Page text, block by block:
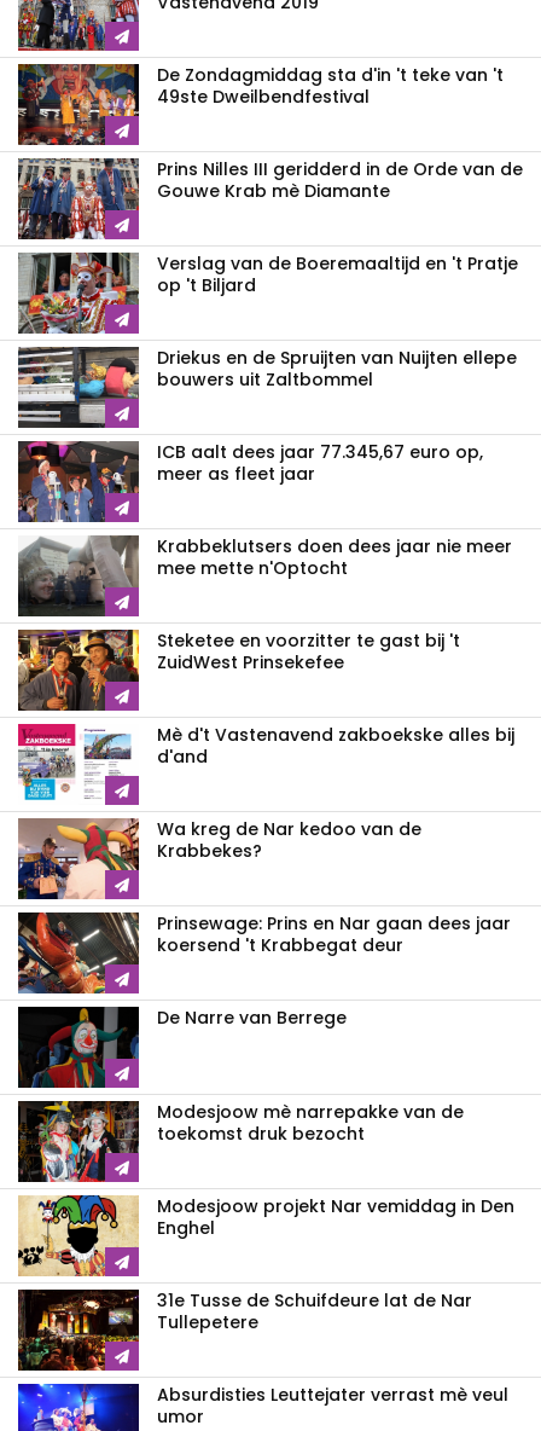
De Zondagmiddag sta d'in 't teke van 't
49ste Dweilbendfestival
Prins Nilles III geridderd in de Orde van de
Gouwe Krab mè Diamante
Verslag van de Boeremaaltijd en 't Pratje
op 't Biljard
Driekus en de Spruijten van Nuijten ellepe
bouwers uit Zaltbommel
ICB aalt dees jaar 77.345,67 euro op,
meer as fleet jaar
Krabbeklutsers doen dees jaar nie meer
mee mette n'Optocht
Steketee en voorzitter te gast bij 't
ZuidWest Prinsekefee
Mè d't Vastenavend zakboekske alles bij
d'and
Wa kreg de Nar kedoo van de
Krabbekes?
Prinsewage: Prins en Nar gaan dees jaar
koersend 't Krabbegat deur
De Narre van Berrege
Modesjoow mè narrepakke van de
toekomst druk bezocht
Modesjoow projekt Nar vemiddag in Den
Enghel
31e Tusse de Schuifdeure lat de Nar
Tullepetere
Absurdisties Leuttejater verrast mè veul
umor